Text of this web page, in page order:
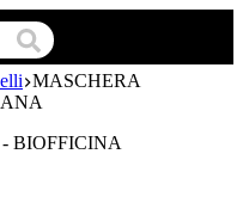
MASCHERA